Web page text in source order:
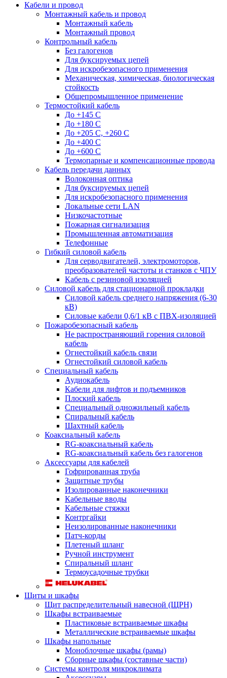
Кабели и провод
Монтажный кабель и провод
Монтажный кабель
Монтажный провод
Контрольный кабель
Без галогенов
Для буксируемых цепей
Для искробезопасного применения
Механическая, химическая, биологическая
стойкость
Общепромышленное применение
Термостойкий кабель
До +145 С
До +180 C
До +205 С, +260 С
До +400 C
До +600 С
Термопарные и компенсационные провода
Кабель передачи данных
Волоконная оптика
Для буксируемых цепей
Для искробезопасного применения
Локальные сети LAN
Низкочастотные
Пожарная сигнализация
Промышленная автоматизация
Телефонные
Гибкий силовой кабель
Для серводвигателей, электромоторов,
преобразователей частоты и станков с ЧПУ
Кабель с резиновой изоляцией
Силовой кабель для стационарной прокладки
Силовой кабель среднего напряжения (6-30
кВ)
Силовые кабели 0,6/1 кВ с ПВХ-изоляцией
Пожаробезопасный кабель
Не распространяющий горения силовой
кабель
Огнестойкий кабель связи
Огнестойкий силовой кабель
Специальный кабель
Аудиокабель
Кабели для лифтов и подъемников
Плоский кабель
Специальный одножильный кабель
Спиральный кабель
Шахтный кабель
Коаксиальный кабель
RG-коаксиальный кабель
RG-коаксиальный кабель без галогенов
Аксессуары для кабелей
Гофрированная труба
Защитные трубы
Изолированные наконечники
Кабельные вводы
Кабельные стяжки
Контргайки
Неизолированные наконечники
Патч-корды
Плетеный шланг
Ручной инструмент
Спиральный шланг
Термоусадочные трубки
Щиты и шкафы
Щит распределительный навесной (ЩРН)
Шкафы встраиваемые
Пластиковые встраиваемые шкафы
Металлические встраиваемые шкафы
Шкафы напольные
Моноблочные шкафы (рамы)
Сборные шкафы (составные части)
Системы контроля микроклимата